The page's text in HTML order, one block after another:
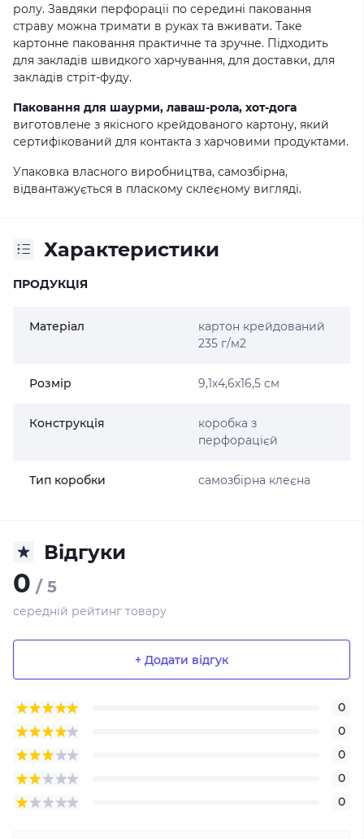
ролу. Завдяки перфораціі по середині паковання
страву можна тримати в руках та вживати. Таке
картонне паковання практичне та зручне. Підходить
для закладів швидкого харчування, для доставки, для
закладів стріт-фуду.
Паковання для шаурми, лаваш-рола, хот-дога
виготовлене з якісного крейдованого картону, який
сертифікований для контакта з харчовими продуктами.
Упаковка власного виробництва, самозбірна,
відвантажується в пласкому склеєному вигляді.
Характеристики
ПРОДУКЦІЯ
Матеріал
картон крейдований
235 г/м2
Розмір 9,1х4,6х16,5 см
Конструкція
коробка з
перфорацієй
Тип коробки самозбірна клеєна
Відгуки
0 / 5
середній рейтинг товару
+ Додати відгук
0
0
0
0
0